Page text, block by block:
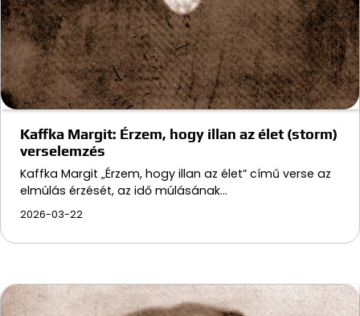
Kaffka Margit: Érzem, hogy illan az élet (storm)
verselemzés
Kaffka Margit „Érzem, hogy illan az élet” című verse az
elmúlás érzését, az idő múlásának…
2026-03-22